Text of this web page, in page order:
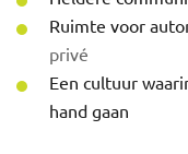
Ruimte voor
privé
Een cultuur
hand gaan